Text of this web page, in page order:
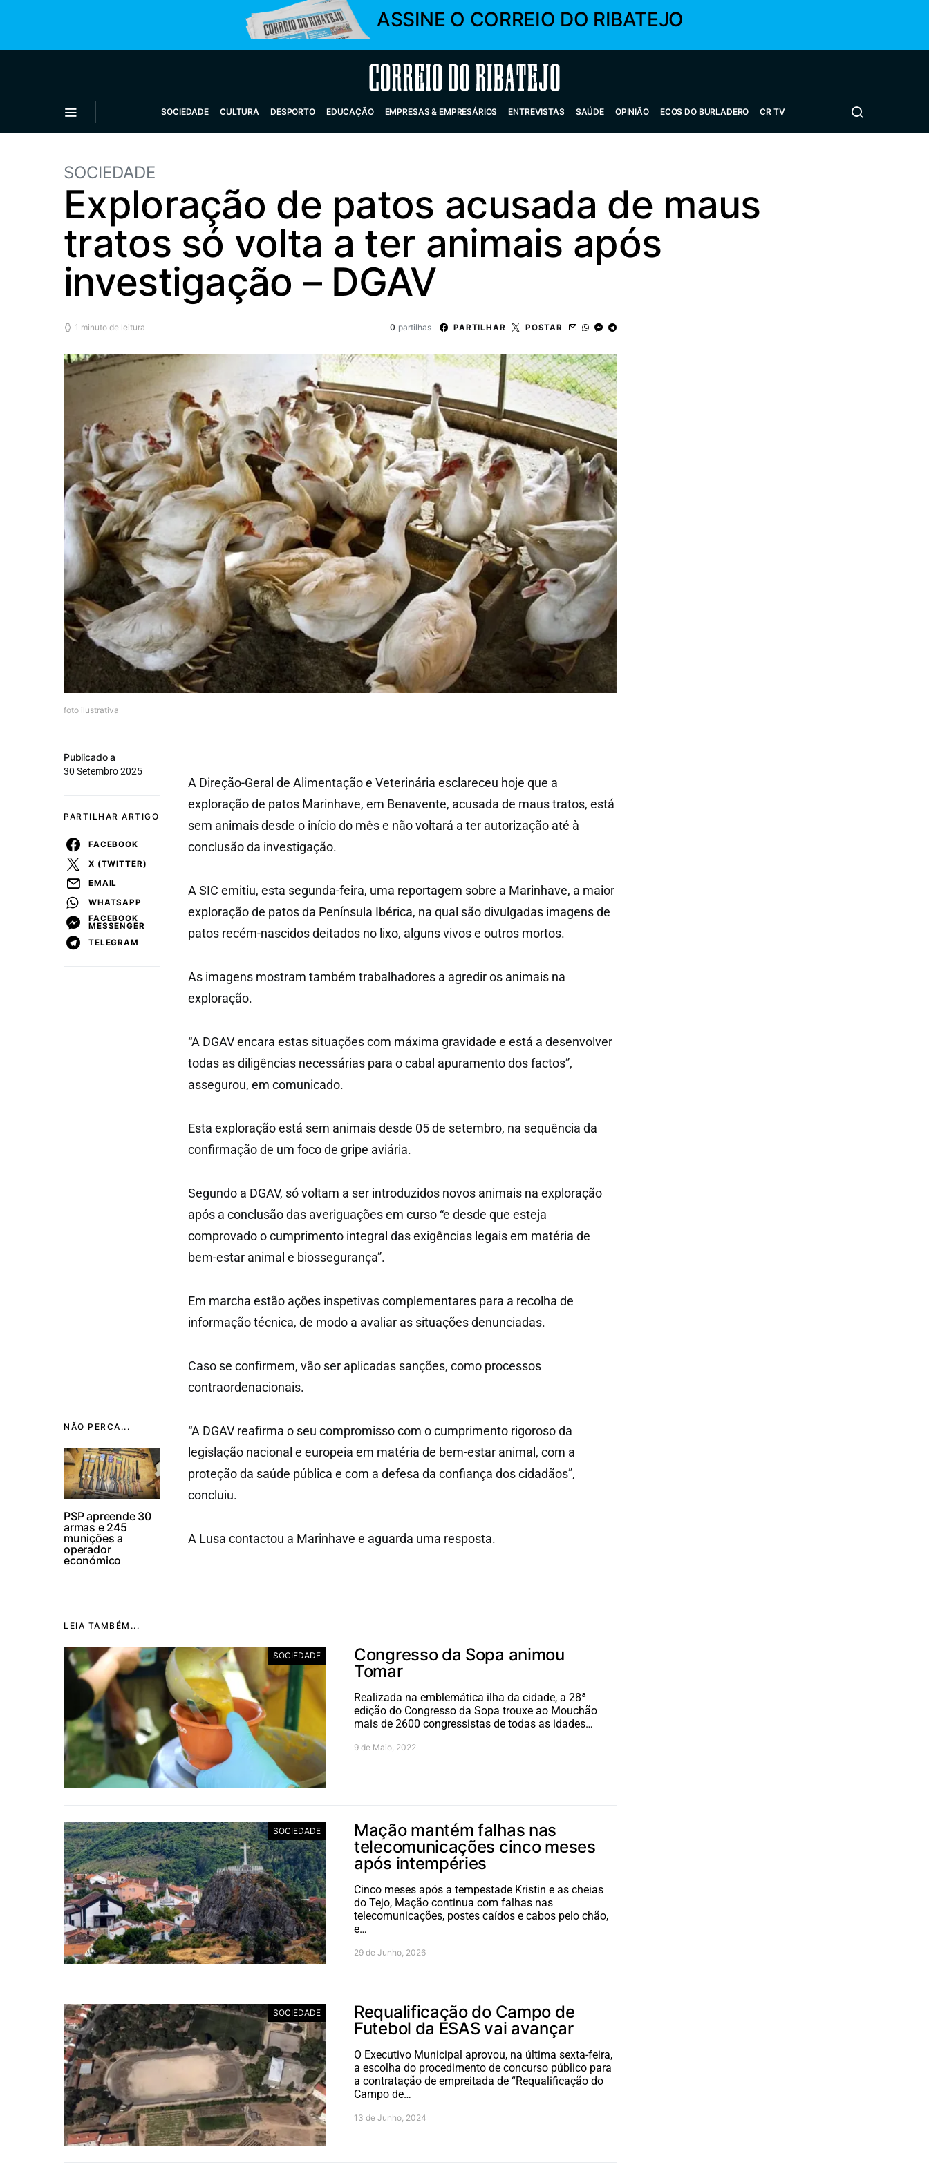
ASSINE O CORREIO DO RIBATEJO
Correio do Ribatejo
SOCIEDADE CULTURA DESPORTO EDUCAÇÃO EMPRESAS & EMPRESÁRIOS ENTREVISTAS SAÚDE OPINIÃO ECOS DO BURLADERO CR TV
SOCIEDADE
Exploração de patos acusada de maus
tratos só volta a ter animais após
investigação – DGAV
1 minuto de leitura 0 partilhas PARTILHAR POSTAR
foto ilustrativa
NÃO PERCA...
PSP apreende 30
armas e 245
munições a
operador
económico
Publicado a
30 Setembro 2025
PARTILHAR ARTIGO
FACEBOOK
X (TWITTER)
EMAIL
WHATSAPP
FACEBOOK
MESSENGER
TELEGRAM
A Direção-Geral de Alimentação e Veterinária esclareceu hoje que a
exploração de patos Marinhave, em Benavente, acusada de maus tratos, está
sem animais desde o início do mês e não voltará a ter autorização até à
conclusão da investigação.
A SIC emitiu, esta segunda-feira, uma reportagem sobre a Marinhave, a maior
exploração de patos da Península Ibérica, na qual são divulgadas imagens de
patos recém-nascidos deitados no lixo, alguns vivos e outros mortos.
As imagens mostram também trabalhadores a agredir os animais na
exploração.
“A DGAV encara estas situações com máxima gravidade e está a desenvolver
todas as diligências necessárias para o cabal apuramento dos factos”,
assegurou, em comunicado.
Esta exploração está sem animais desde 05 de setembro, na sequência da
confirmação de um foco de gripe aviária.
Segundo a DGAV, só voltam a ser introduzidos novos animais na exploração
após a conclusão das averiguações em curso “e desde que esteja
comprovado o cumprimento integral das exigências legais em matéria de
bem-estar animal e biossegurança”.
Em marcha estão ações inspetivas complementares para a recolha de
informação técnica, de modo a avaliar as situações denunciadas.
Caso se confirmem, vão ser aplicadas sanções, como processos
contraordenacionais.
“A DGAV reafirma o seu compromisso com o cumprimento rigoroso da
legislação nacional e europeia em matéria de bem-estar animal, com a
proteção da saúde pública e com a defesa da confiança dos cidadãos”,
concluiu.
A Lusa contactou a Marinhave e aguarda uma resposta.
LEIA TAMBÉM...
SOCIEDADE
Congresso da Sopa animou
Tomar
Realizada na emblemática ilha da cidade, a 28ª
edição do Congresso da Sopa trouxe ao Mouchão
mais de 2600 congressistas de todas as idades…
9 de Maio, 2022
SOCIEDADE
Mação mantém falhas nas
telecomunicações cinco meses
após intempéries
Cinco meses após a tempestade Kristin e as cheias
do Tejo, Mação continua com falhas nas
telecomunicações, postes caídos e cabos pelo chão,
e…
29 de Junho, 2026
SOCIEDADE
Requalificação do Campo de
Futebol da ESAS vai avançar
O Executivo Municipal aprovou, na última sexta-feira,
a escolha do procedimento de concurso público para
a contratação de empreitada de “Requalificação do
Campo de…
13 de Junho, 2024